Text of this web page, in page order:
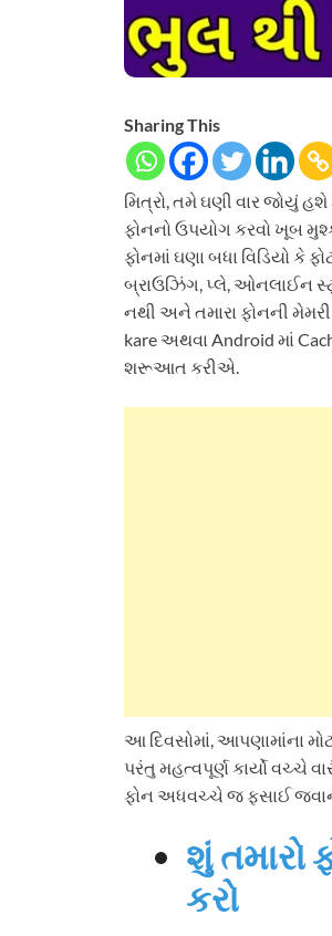
Sharing This
મિત્રો, તમે ઘણી વાર જોયું
ફોનનો ઉપયોગ કરવો ખૂબ
ફોનમાં ઘણા બધા વિડિયો કે
બ્રાઉઝિંગ, પ્લે, ઓનલાઈન
નથી અને તમારા ફોનની
kare અથવા Android માં
શરૂઆત કરીએ.
આ દિવસોમાં, આપણામાંના
પરંતુ મહત્વપૂર્ણ કાર્યો વચ્ચે
ફોન અધવચ્ચે જ ફસાઈ
શું તમારો
કરો